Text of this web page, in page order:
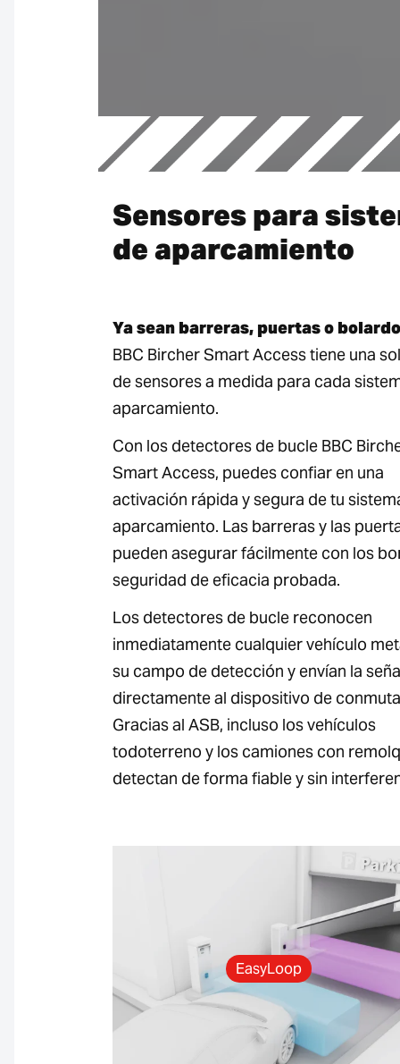
Sensores para
de aparcamiento
Ya sean barreras, puertas o
BBC Bircher Smart Access tiene una
de sensores a medida para cada
aparcamiento.
Con los detectores de bucle BBC
Smart Access, puedes confiar en una
activación rápida y segura de tu
aparcamiento. Las barreras y las
pueden asegurar fácilmente con los
seguridad de eficacia probada.
Los detectores de bucle reconocen
inmediatamente cualquier vehículo
su campo de detección y envían la
directamente al dispositivo de
Gracias al ASB, incluso los vehículos
todoterreno y los camiones con
detectan de forma fiable y sin
EasyLoop